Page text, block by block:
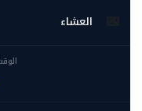
العشاء